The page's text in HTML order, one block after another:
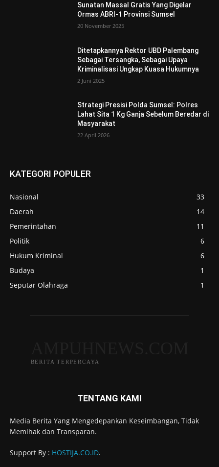
Sunatan Massal Gratis Yang Digelar
Ormas ABRI-1 Provinsi Sumsel
20 November 2025
Ditetapkannya Rektor UBD Palembang
Sebagai Tersangka, Sebagai Upaya
Kriminalisasi Ungkap Kuasa Hukumnya
2 Juni 2025
Strategi Presisi Polda Sumsel: Polres
Lahat Sita 1 Kg Ganja Sebelum Beredar di
Masyarakat
22 April 2026
KATEGORI POPULER
Nasional
33
Daerah
14
Pemerintahan
11
Politik
6
Hukum Kriminal
6
Budaya
1
Seputar Olahraga
1
BERITA TERPERCAYA
TENTANG KAMI
Media Berita Yang Mengedepankan Keseimbangan, Tidak
Memihak dan Transparan.
Support By : HOSTIJA.CO.ID.